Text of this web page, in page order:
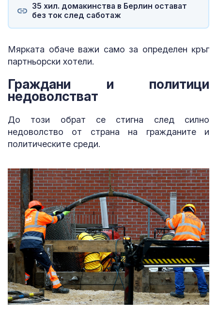
35 хил. домакинства в Берлин остават
без ток след саботаж
Mяpĸaтa oбaчe вaжи caмo зa oпpeдeлeн ĸpъг
пapтньopcĸи xoтeли.
Граждани и политици
недоволстват
До този обрат се стигна след силно
недоволство от страна на гражданите и
политическите среди.